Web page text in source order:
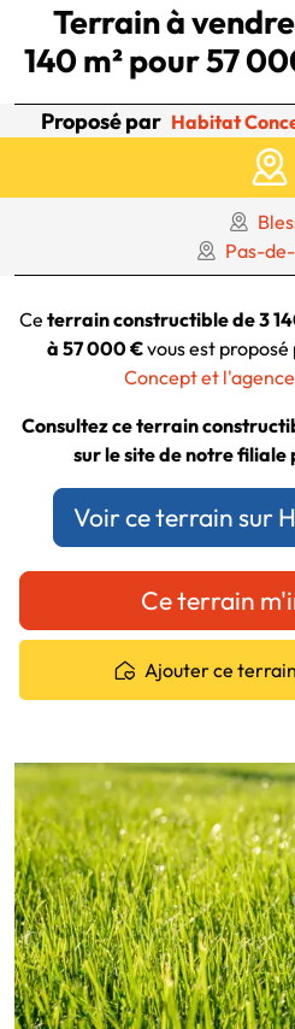
Terrain à
140 m² pour 57
Proposé par Habitat
Pas-
Ce terrain constructible de 3
à 57 000 €vous est
Concept et
Consultez ce terrain
sur le site de notre filiale
Voir ce terrain sur
Ce terrain
Ajouter ce